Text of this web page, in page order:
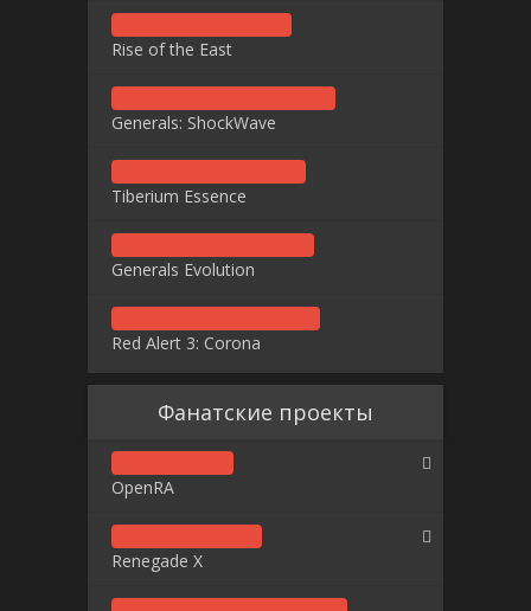
Rise of the East
Generals: ShockWave
Tiberium Essence
Generals Evolution
Red Alert 3: Corona
Фанатские проекты
OpenRA
Renegade X